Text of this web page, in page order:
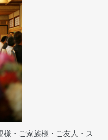
様・ご家族様・ご友人・ス